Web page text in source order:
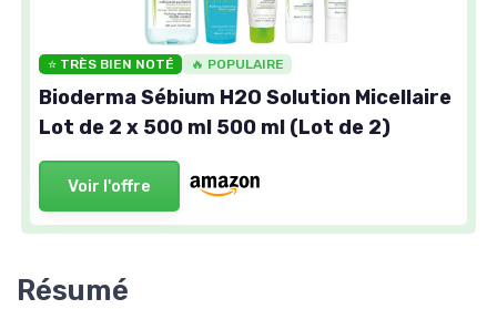
⭐ TRÈS BIEN NOTÉ 🔥 POPULAIRE
Bioderma Sébium H2O Solution Micellaire
Lot de 2 x 500 ml 500 ml (Lot de 2)
Voir l'offre
Résumé